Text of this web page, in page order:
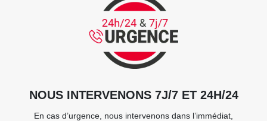
NOUS INTERVENONS 7J/7 ET 24H/24
En cas d’urgence, nous intervenons dans l’immédiat,